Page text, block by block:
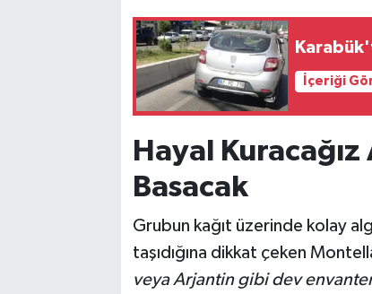
İçeriği
Hayal Kuracağız
Basacak
Grubun kağıt üzerinde kolay
taşıdığına dikkat çeken
veya Arjantin gibi dev